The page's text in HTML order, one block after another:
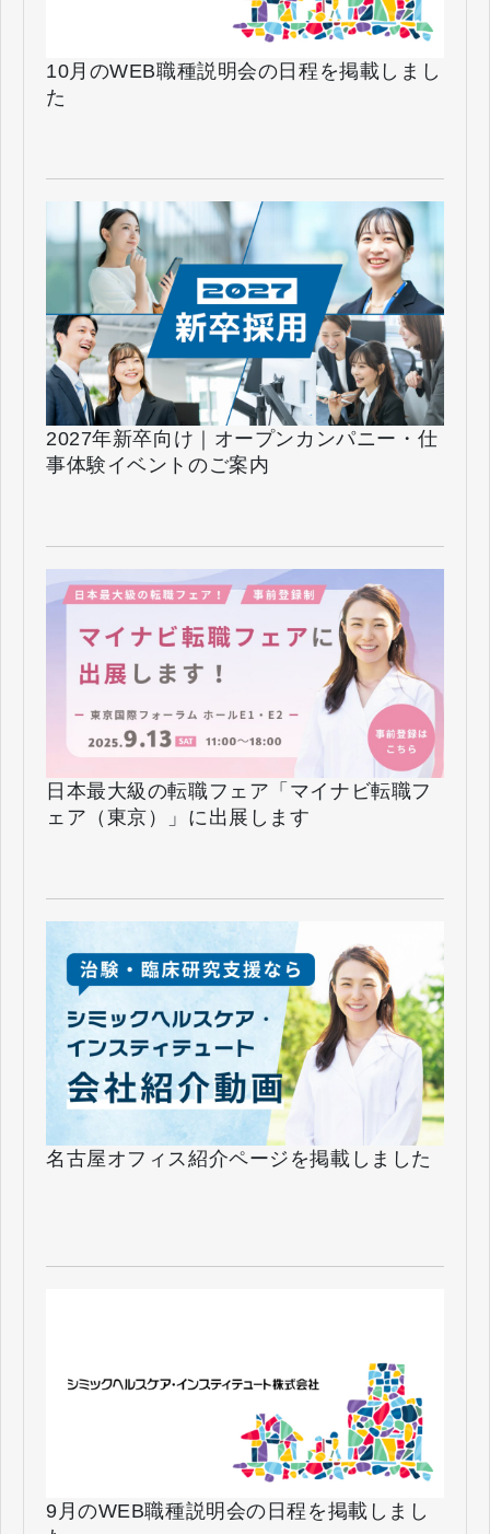
10月のWEB職種説明会の日程を掲載しまし
た
2027年新卒向け｜オープンカンパニー・仕
事体験イベントのご案内
日本最大級の転職フェア「マイナビ転職フ
ェア（東京）」に出展します
名古屋オフィス紹介ページを掲載しました
9月のWEB職種説明会の日程を掲載しまし